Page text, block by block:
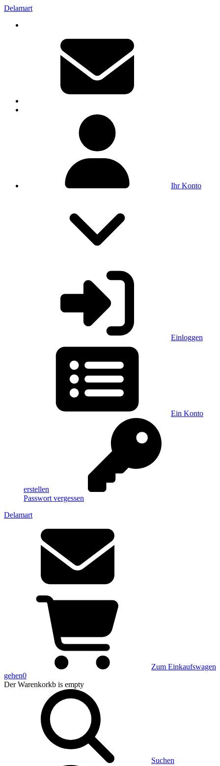
Delamart
Ihr Konto
Einloggen
Ein Konto
erstellen
Passwort vergessen
Delamart
Zum Einkaufswagen
gehen0
Der Warenkorkb is empty
Suchen